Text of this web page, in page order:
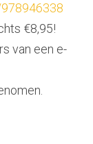
€8,95!
van een e-